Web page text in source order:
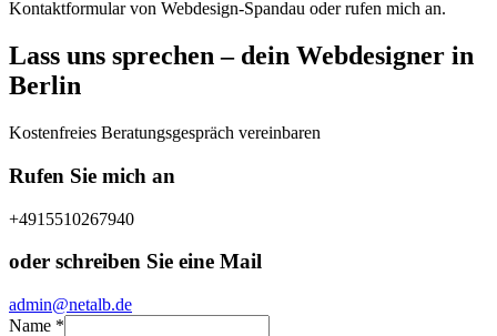
Kontaktformular von Webdesign-Spandau oder rufen mich an.
Lass uns sprechen – dein Webdesigner in
Berlin
Kostenfreies Beratungsgespräch vereinbaren
Rufen Sie mich an
+4915510267940
oder schreiben Sie eine Mail
admin@netalb.de
Name *